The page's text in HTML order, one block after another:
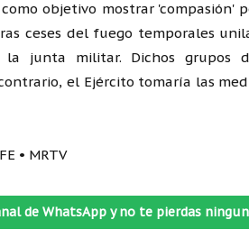
objetivo mostrar 'compasión'
ceses del fuego temporales
la junta militar. Dichos grupos
el Ejército tomaría las
• MRTV
de WhatsApp y no te pierdas